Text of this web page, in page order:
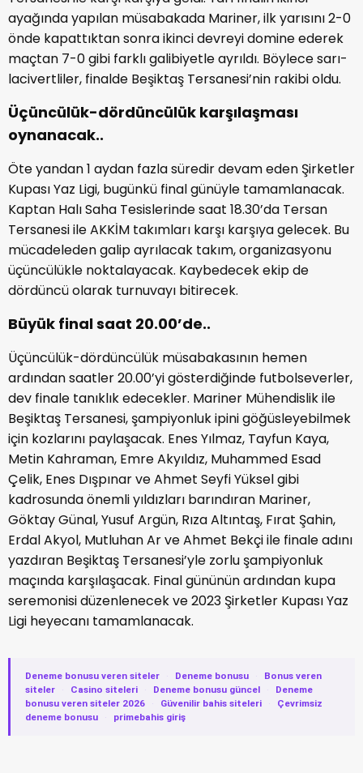
ayağında yapılan müsabakada Mariner, ilk yarısını 2-0
önde kapattıktan sonra ikinci devreyi domine ederek
maçtan 7-0 gibi farklı galibiyetle ayrıldı. Böylece sarı-
lacivertliler, finalde Beşiktaş Tersanesi’nin rakibi oldu.
Üçüncülük-dördüncülük karşılaşması
oynanacak..
Öte yandan 1 aydan fazla süredir devam eden Şirketler
Kupası Yaz Ligi, bugünkü final günüyle tamamlanacak.
Kaptan Halı Saha Tesislerinde saat 18.30’da Tersan
Tersanesi ile AKKİM takımları karşı karşıya gelecek. Bu
mücadeleden galip ayrılacak takım, organizasyonu
üçüncülükle noktalayacak. Kaybedecek ekip de
dördüncü olarak turnuvayı bitirecek.
Büyük final saat 20.00’de..
Üçüncülük-dördüncülük müsabakasının hemen
ardından saatler 20.00’yi gösterdiğinde futbolseverler,
dev finale tanıklık edecekler. Mariner Mühendislik ile
Beşiktaş Tersanesi, şampiyonluk ipini göğüsleyebilmek
için kozlarını paylaşacak. Enes Yılmaz, Tayfun Kaya,
Metin Kahraman, Emre Akyıldız, Muhammed Esad
Çelik, Enes Dışpınar ve Ahmet Seyfi Yüksel gibi
kadrosunda önemli yıldızları barındıran Mariner,
Göktay Günal, Yusuf Argün, Rıza Altıntaş, Fırat Şahin,
Erdal Akyol, Mutluhan Ar ve Ahmet Bekçi ile finale adını
yazdıran Beşiktaş Tersanesi’yle zorlu şampiyonluk
maçında karşılaşacak. Final gününün ardından kupa
seremonisi düzenlenecek ve 2023 Şirketler Kupası Yaz
Ligi heyecanı tamamlanacak.
Deneme bonusu veren siteler · Deneme bonusu ·
Bonus veren
siteler
· Casino siteleri · Deneme bonusu güncel ·
Deneme
bonusu veren siteler 2026
· Güvenilir bahis siteleri ·
Çevrimsiz
deneme bonusu
· primebahis giriş